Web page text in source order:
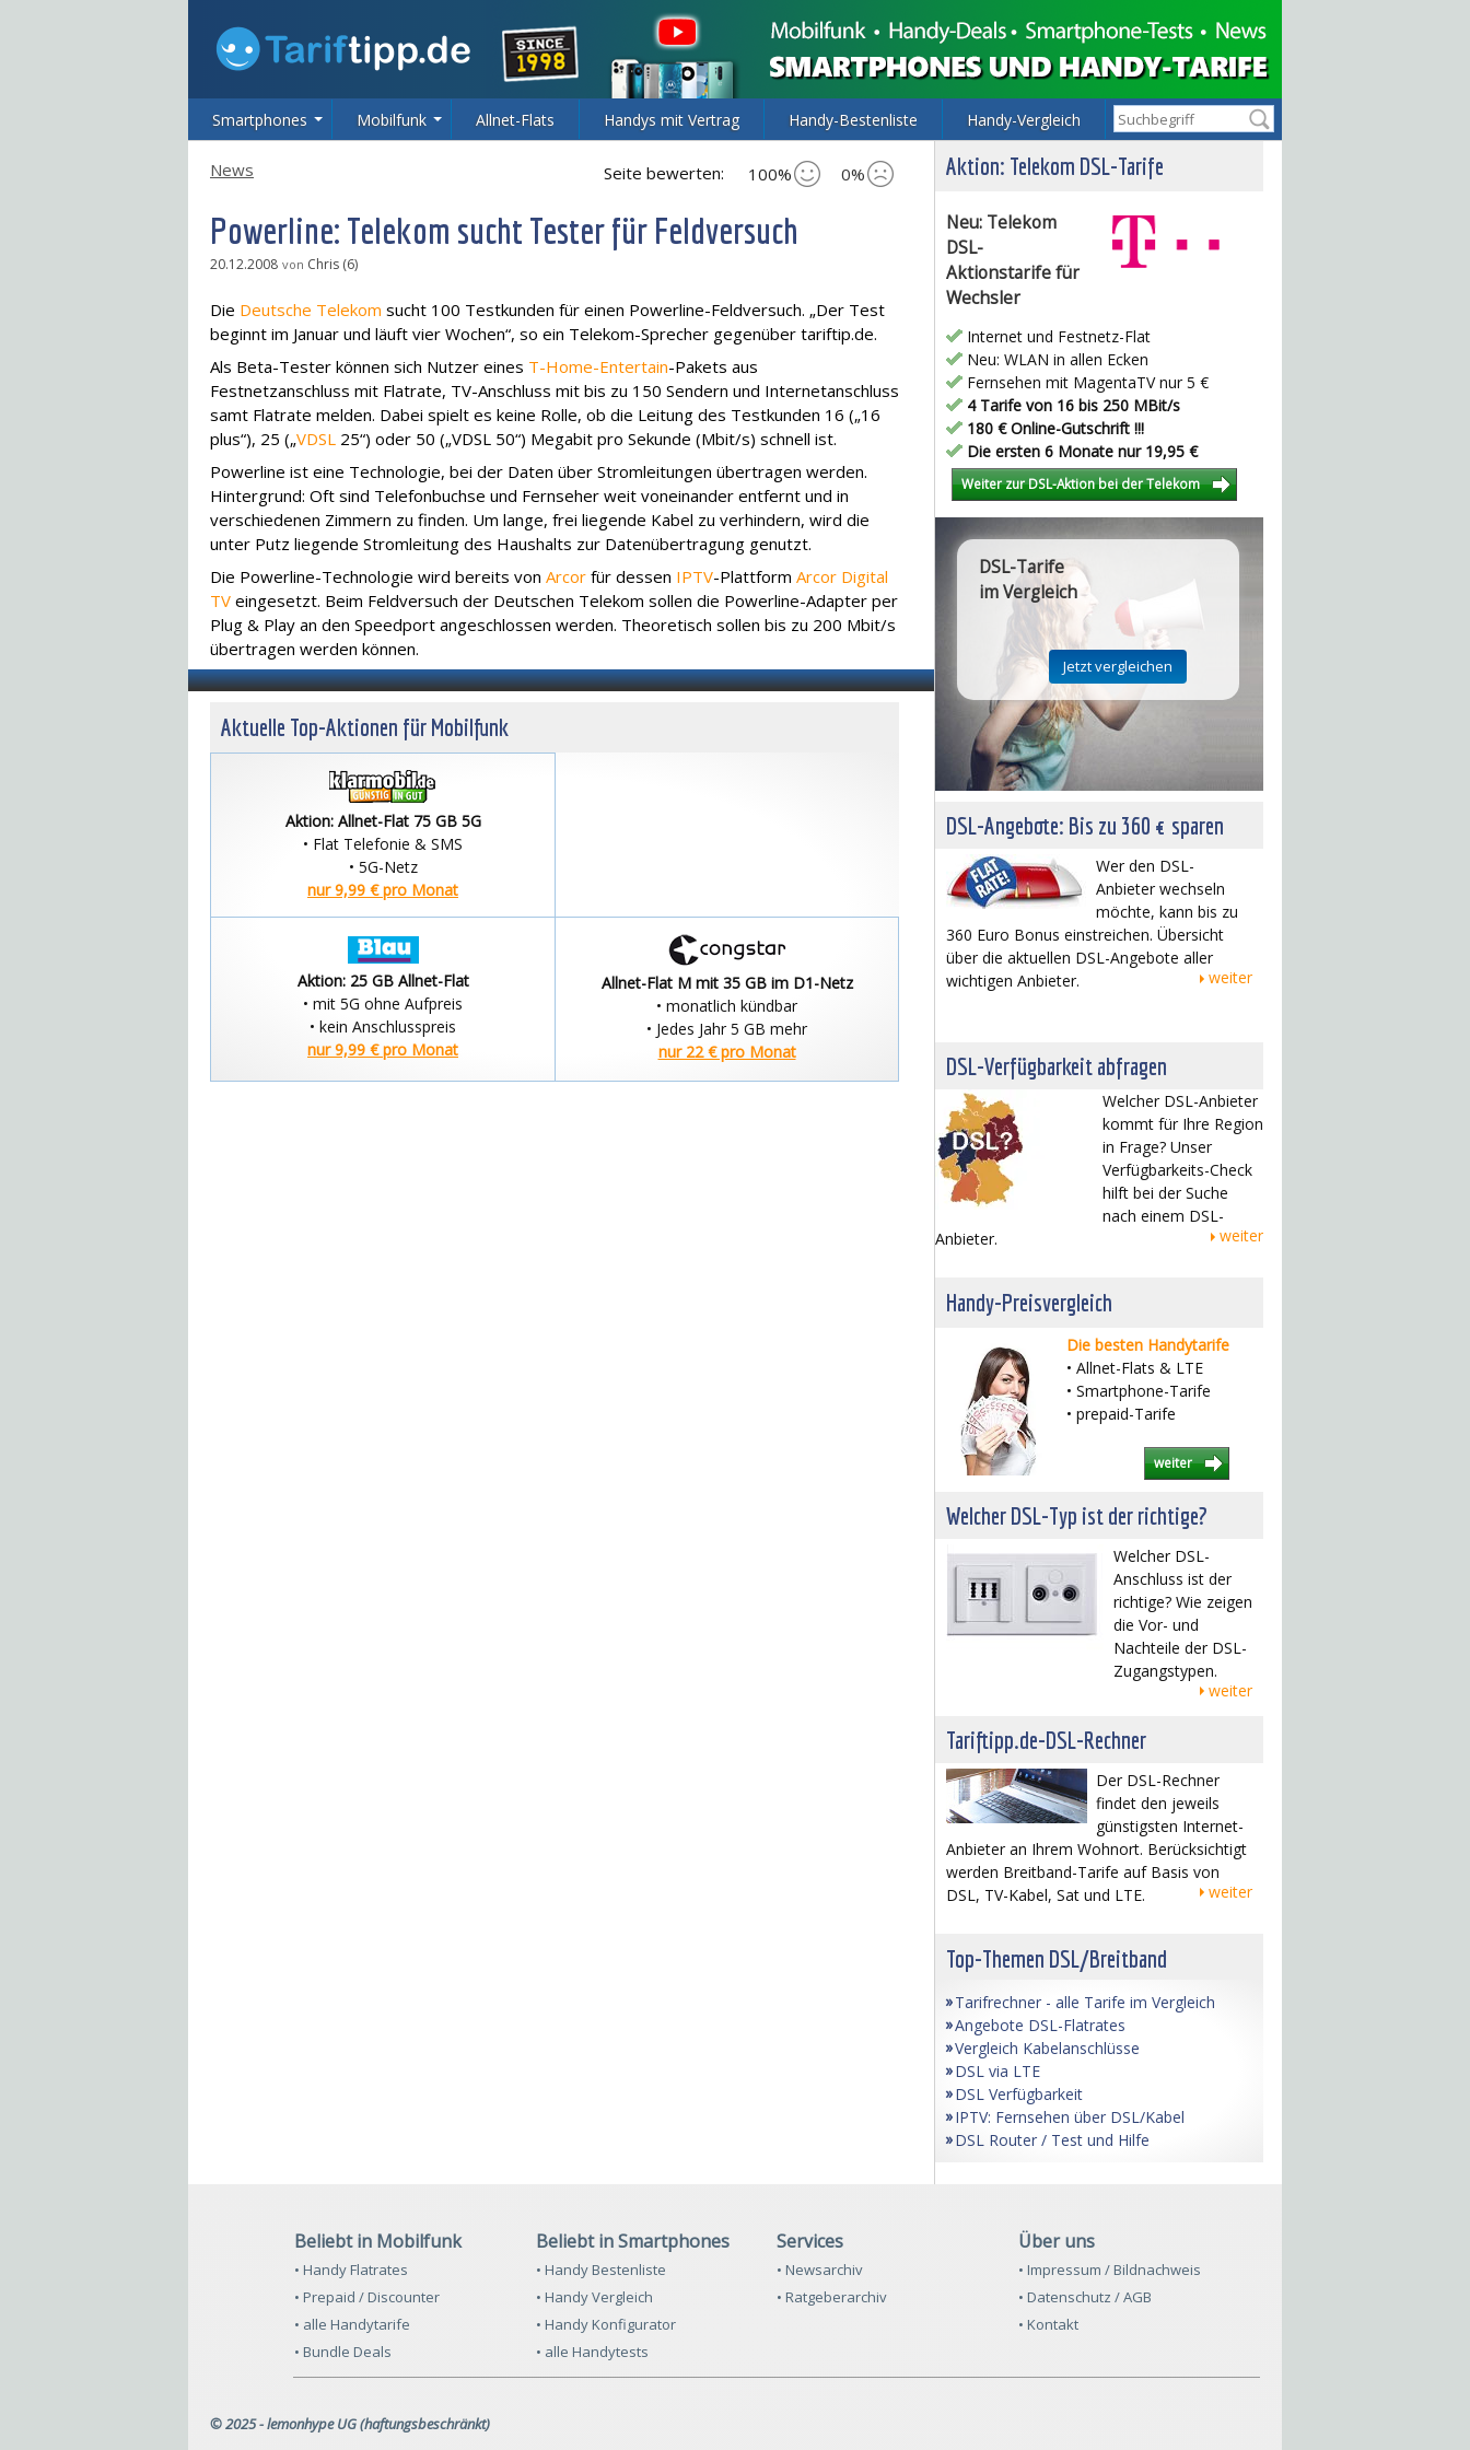
Smartphones Mobilfunk Allnet-Flats Handys mit Vertrag Handy-Bestenliste Handy-Vergleich
Seite bewerten: 100% 0%
News
Powerline: Telekom sucht Tester für Feldversuch
20.12.2008 von Chris (6)
Die Deutsche Telekom sucht 100 Testkunden für einen Powerline-Feldversuch. „Der Test
beginnt im Januar und läuft vier Wochen“, so ein Telekom-Sprecher gegenüber tariftip.de.
Als Beta-Tester können sich Nutzer eines T-Home-Entertain-Pakets aus
Festnetzanschluss mit Flatrate, TV-Anschluss mit bis zu 150 Sendern und Internetanschluss
samt Flatrate melden. Dabei spielt es keine Rolle, ob die Leitung des Testkunden 16 („16
plus“), 25 („VDSL 25“) oder 50 („VDSL 50“) Megabit pro Sekunde (Mbit/s) schnell ist.
Powerline ist eine Technologie, bei der Daten über Stromleitungen übertragen werden.
Hintergrund: Oft sind Telefonbuchse und Fernseher weit voneinander entfernt und in
verschiedenen Zimmern zu finden. Um lange, frei liegende Kabel zu verhindern, wird die
unter Putz liegende Stromleitung des Haushalts zur Datenübertragung genutzt.
Die Powerline-Technologie wird bereits von Arcor für dessen IPTV-Plattform Arcor Digital
TV eingesetzt. Beim Feldversuch der Deutschen Telekom sollen die Powerline-Adapter per
Plug & Play an den Speedport angeschlossen werden. Theoretisch sollen bis zu 200 Mbit/s
übertragen werden können.
Aktuelle Top-Aktionen für Mobilfunk
Aktion: Allnet-Flat 75 GB 5G
• Flat Telefonie & SMS
• 5G-Netz
nur 9,99 € pro Monat
Aktion: 25 GB Allnet-Flat
• mit 5G ohne Aufpreis
• kein Anschlusspreis
nur 9,99 € pro Monat
Allnet-Flat M mit 35 GB im D1-Netz
• monatlich kündbar
• Jedes Jahr 5 GB mehr
nur 22 € pro Monat
Aktion: Telekom DSL-Tarife
Neu: Telekom
DSL-
Aktionstarife für
Wechsler
Internet und Festnetz-Flat
Neu: WLAN in allen Ecken
Fernsehen mit MagentaTV nur 5 €
4 Tarife von 16 bis 250 MBit/s
180 € Online-Gutschrift !!!
Die ersten 6 Monate nur 19,95 €
Weiter zur DSL-Aktion bei der Telekom
DSL-Tarife
im Vergleich
DSL-Angebote: Bis zu 360 € sparen
Wer den DSL-
Anbieter wechseln
möchte, kann bis zu
360 Euro Bonus einstreichen. Übersicht
über die aktuellen DSL-Angebote aller
wichtigen Anbieter.
weiter
DSL-Verfügbarkeit abfragen
Welcher DSL-Anbieter
kommt für Ihre Region
in Frage? Unser
Verfügbarkeits-Check
hilft bei der Suche
nach einem DSL-
Anbieter.
weiter
Handy-Preisvergleich
Die besten Handytarife
• Allnet-Flats & LTE
• Smartphone-Tarife
• prepaid-Tarife
weiter
Welcher DSL-Typ ist der richtige?
Welcher DSL-
Anschluss ist der
richtige? Wie zeigen
die Vor- und
Nachteile der DSL-
Zugangstypen.
weiter
Tariftipp.de-DSL-Rechner
Der DSL-Rechner
findet den jeweils
günstigsten Internet-
Anbieter an Ihrem Wohnort. Berücksichtigt
werden Breitband-Tarife auf Basis von
DSL, TV-Kabel, Sat und LTE.
weiter
Top-Themen DSL/Breitband
Tarifrechner - alle Tarife im Vergleich
Angebote DSL-Flatrates
Vergleich Kabelanschlüsse
DSL via LTE
DSL Verfügbarkeit
IPTV: Fernsehen über DSL/Kabel
DSL Router / Test und Hilfe
Beliebt in Mobilfunk
• Handy Flatrates
• Prepaid / Discounter
• alle Handytarife
• Bundle Deals
Beliebt in Smartphones
• Handy Bestenliste
• Handy Vergleich
• Handy Konfigurator
• alle Handytests
Services
• Newsarchiv
• Ratgeberarchiv
Über uns
• Impressum / Bildnachweis
• Datenschutz / AGB
• Kontakt
© 2025 - lemonhype UG (haftungsbeschränkt)